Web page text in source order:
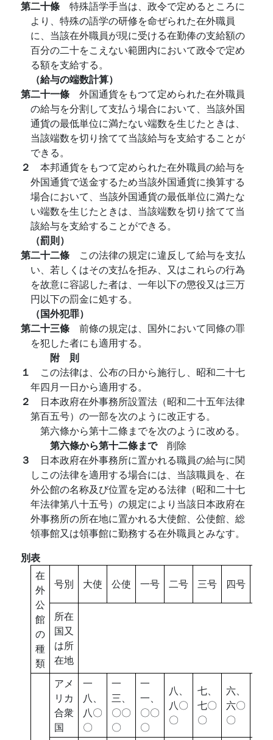
第二十條 特殊語学手当は、政令で定めるところに
より、特殊の語学の研修を命ぜられた在外職員
に、当該在外職員が現に受ける在勤俸の支給額の
百分の二十をこえない範囲内において政令で定め
る額を支給する。
（給与の端数計算）
第二十一條 外国通貨をもつて定められた在外職員
の給与を分割して支払う場合において、当該外国
通貨の最低単位に満たない端数を生じたときは、
当該端数を切り捨てて当該給与を支給することが
できる。
２ 本邦通貨をもつて定められた在外職員の給与を
外国通貨で送金するため当該外国通貨に換算する
場合において、当該外国通貨の最低単位に満たな
い端数を生じたときは、当該端数を切り捨てて当
該給与を支給することができる。
（罰則）
第二十二條 この法律の規定に違反して給与を支払
い、若しくはその支払を拒み、又はこれらの行為
を故意に容認した者は、一年以下の懲役又は三万
円以下の罰金に処する。
（国外犯罪）
第二十三條 前條の規定は、国外において同條の罪
を犯した者にも適用する。
附 則
１ この法律は、公布の日から施行し、昭和二十七
年四月一日から適用する。
２ 日本政府在外事務所設置法（昭和二十五年法律
第百五号）の一部を次のように改正する。
第六條から第十二條までを次のように改める。
第六條から第十二條まで 削除
３ 日本政府在外事務所に置かれる職員の給与に関
しこの法律を適用する場合には、当該職員を、在
外公館の名称及び位置を定める法律（昭和二十七
年法律第八十五号）の規定により当該日本政府在
外事務所の所在地に置かれる大使館、公使館、総
領事館又は領事館に勤務する在外職員とみなす。
別表
在
外
公
館
の
種
類
号別 大使 公使 一号 二号 三号 四号
所在
国又
は所
在地
アメ
リカ
合衆
国
一
八、
八〇
〇
一
三、
〇〇
〇
一
一、
〇〇
〇
八、
八〇
〇
七、
七〇
〇
六、
六〇
〇